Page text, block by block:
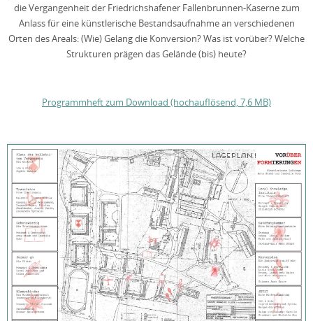
die Vergangenheit der Friedrichshafener Fallenbrunnen-Kaserne zum
Anlass für eine künstlerische Bestandsaufnahme an verschiedenen
Orten des Areals: (Wie) Gelang die Konversion? Was ist vorüber? Welche
Strukturen prägen das Gelände (bis) heute?
Programmheft zum Download (hochauflösend, 7,6 MB)